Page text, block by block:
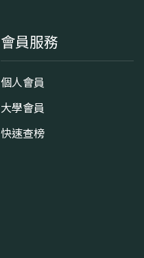
會員服務
個人會員
大學會員
快速查榜